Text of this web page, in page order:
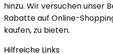
hinzu. Wir versuchen unser
Rabatte auf Online-
kaufen, zu bieten.
Hilfreiche Links